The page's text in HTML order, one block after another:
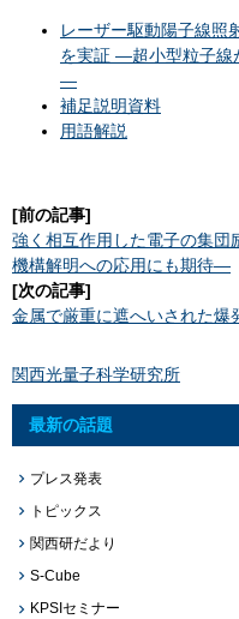
レーザー駆動陽子線照
を実証 ―超小型粒子線
―
補足説明資料
用語解説
[前の記事]
強く相互作用した電子の集
機構解明への応用にも期待―
[次の記事]
金属で厳重に遮へいされた爆
関西光量子科学研究所
最新の話題
プレス発表
トピックス
関西研だより
S-Cube
KPSIセミナー